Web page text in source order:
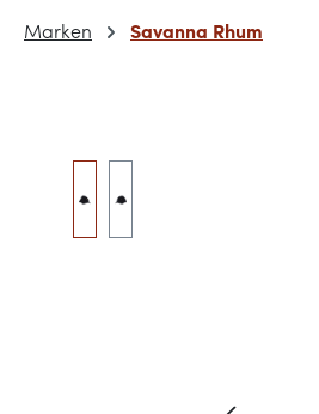
Marken Savanna Rhum